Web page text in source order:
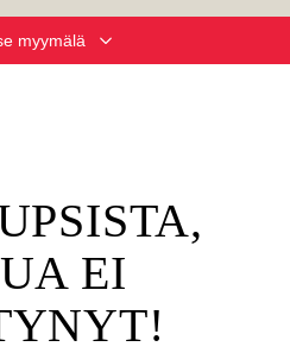
myymälä
EI